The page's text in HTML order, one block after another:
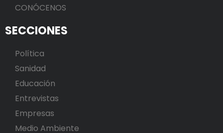
CONÓCENOS
SECCIONES
Política
Sanidad
Educación
Entrevistas
Empresas
Medio Ambiente